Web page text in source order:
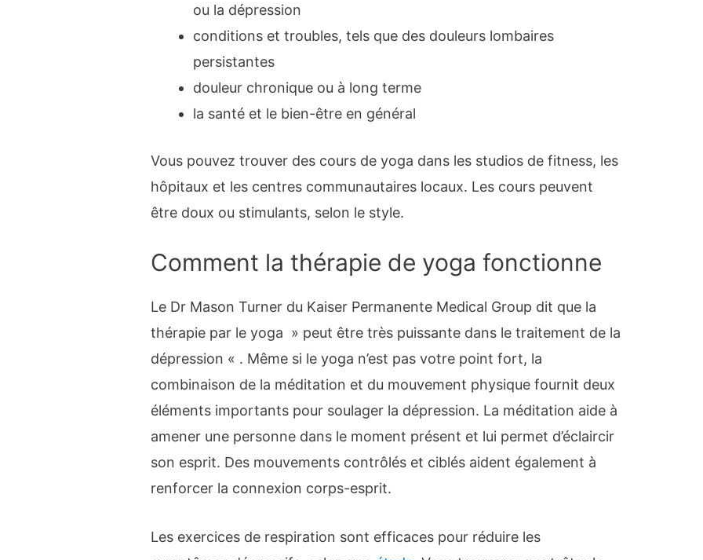
ou la dépression
conditions et troubles, tels que des douleurs lombaires
persistantes
douleur chronique ou à long terme
la santé et le bien-être en général
Vous pouvez trouver des cours de yoga dans les studios de fitness, les
hôpitaux et les centres communautaires locaux. Les cours peuvent
être doux ou stimulants, selon le style.
Comment la thérapie de yoga fonctionne
Le Dr Mason Turner du Kaiser Permanente Medical Group dit que la
thérapie par le yoga » peut être très puissante dans le traitement de la
dépression « . Même si le yoga n’est pas votre point fort, la
combinaison de la méditation et du mouvement physique fournit deux
éléments importants pour soulager la dépression. La méditation aide à
amener une personne dans le moment présent et lui permet d’éclaircir
son esprit. Des mouvements contrôlés et ciblés aident également à
renforcer la connexion corps-esprit.
Les exercices de respiration sont efficaces pour réduire les